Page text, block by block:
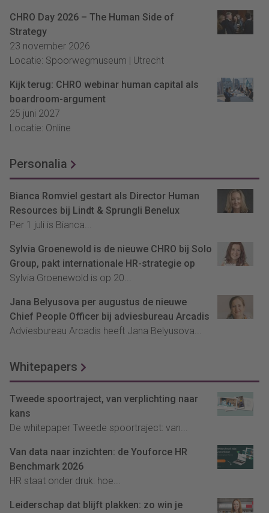
CHRO Day 2026 – The Human Side of
Strategy
23 november 2026
Locatie: Spoorwegmuseum | Utrecht
Kijk terug: CHRO webinar human capital als
boardroom-argument
25 juni 2027
Locatie: Online
Personalia
Bianca Romviel gestart als Director Human
Resources bij Lindt & Sprungli Benelux
Per 1 juli is Bianca...
Sylvia Groenewold is de nieuwe CHRO bij Solo
Group, pakt internationale HR-strategie op
Sylvia Groenewold is op 20...
Jana Belyusova per augustus de nieuwe
Chief People Officer bij adviesbureau Arcadis
Adviesbureau Arcadis heeft Jana Belyusova...
Whitepapers
Tweede spoortraject, van verplichting naar
kans
De whitepaper Tweede spoortraject: van...
Van data naar inzichten: de Youforce HR
Benchmark 2026
HR staat onder druk: hoe...
Leiderschap dat blijft plakken: zo win je